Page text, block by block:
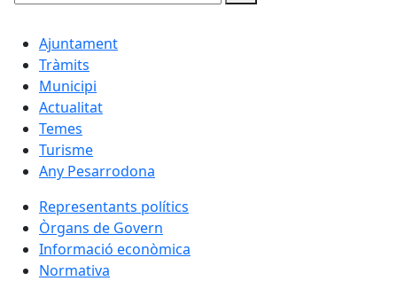
Cercar:
Ajuntament
Tràmits
Municipi
Actualitat
Temes
Turisme
Any Pesarrodona
Representants polítics
Òrgans de Govern
Informació econòmica
Normativa